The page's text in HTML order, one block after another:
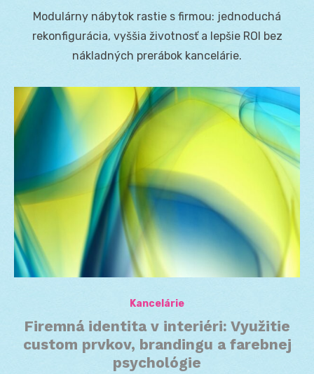
Modulárny nábytok rastie s firmou: jednoduchá
rekonfigurácia, vyššia životnosť a lepšie ROI bez
nákladných prerábok kancelárie.
Kancelárie
Firemná identita v interiéri: Využitie
custom prvkov, brandingu a farebnej
psychológie